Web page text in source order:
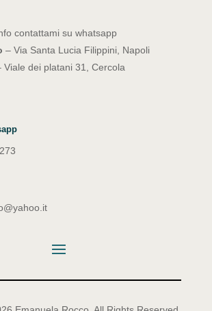
contattami su whatsapp
– Via Santa Lucia Filippini, Napoli
Viale dei platani 31, Cercola